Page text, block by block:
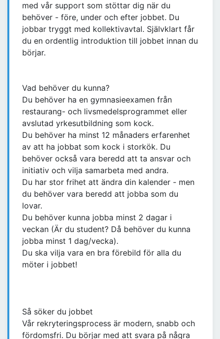
med vår support som stöttar dig när du
behöver - före, under och efter jobbet. Du
jobbar tryggt med kollektivavtal. Självklart får
du en ordentlig introduktion till jobbet innan du
börjar.
Vad behöver du kunna?
Du behöver ha en gymnasieexamen från
restaurang- och livsmedelsprogrammet eller
avslutad yrkesutbildning som kock.
Du behöver ha minst 12 månaders erfarenhet
av att ha jobbat som kock i storkök. Du
behöver också vara beredd att ta ansvar och
initiativ och vilja samarbeta med andra.
Du har stor frihet att ändra din kalender - men
du behöver vara beredd att jobba som du
lovar.
Du behöver kunna jobba minst 2 dagar i
veckan (Är du student? Då behöver du kunna
jobba minst 1 dag/vecka).
Du ska vilja vara en bra förebild för alla du
möter i jobbet!
Så söker du jobbet
Vår rekryteringsprocess är modern, snabb och
fördomsfri. Du börjar med att svara på några